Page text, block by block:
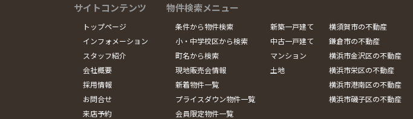
サイトコンテンツ
トップページ
インフォメーション
スタッフ紹介
会社概要
採用情報
お問合せ
来店予約
物件検索メニュー
条件から物件検索
小・中学校区から検索
町名から検索
現地販売会情報
新着物件一覧
プライスダウン物件一覧
会員限定物件一覧
新築一戸建て
中古一戸建て
マンション
土地
横須賀市の不動産
鎌倉市の不動産
横浜市金沢区の不動産
横浜市栄区の不動産
横浜市港南区の不動産
横浜市磯子区の不動産